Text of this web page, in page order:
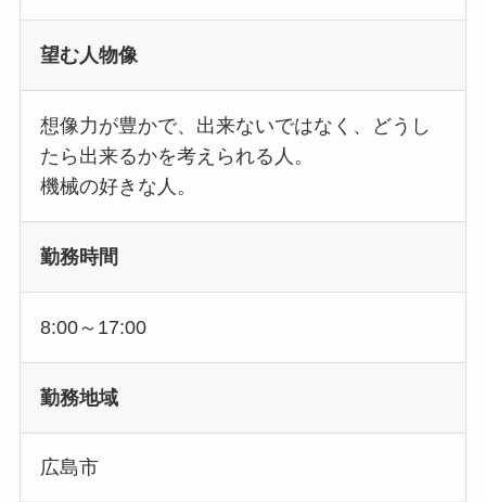
望む人物像
想像力が豊かで、出来ないではなく、どうし
たら出来るかを考えられる人。
機械の好きな人。
勤務時間
8:00～17:00
勤務地域
広島市